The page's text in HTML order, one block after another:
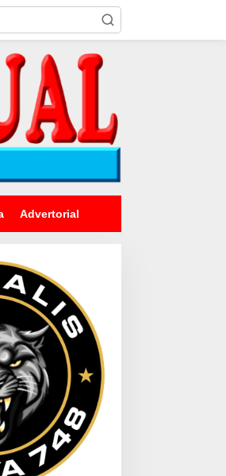
Advertorial